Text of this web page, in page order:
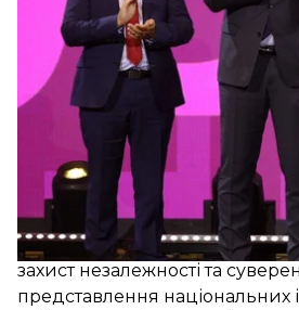
захист незалежності та
представлення національних